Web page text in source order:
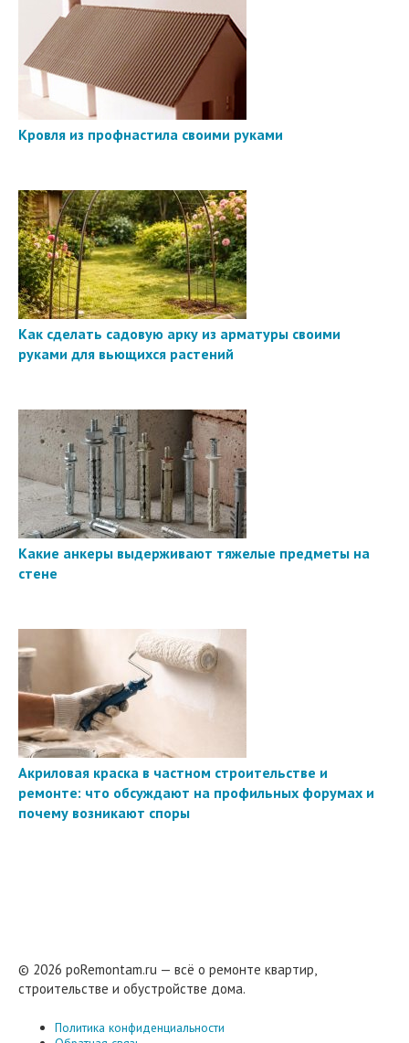
Кровля из профнастила своими руками
Как сделать садовую арку из арматуры своими
руками для вьющихся растений
Какие анкеры выдерживают тяжелые предметы на
стене
Акриловая краска в частном строительстве и
ремонте: что обсуждают на профильных форумах и
почему возникают споры
© 2026 poRemontam.ru — всё о ремонте квартир,
строительстве и обустройстве дома.
Политика конфиденциальности